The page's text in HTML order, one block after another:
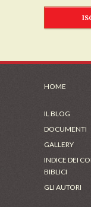
HOME
IL BLOG
DOCUMENTI
GALLERY
INDICE DEI
BIBLICI
GLI AUTORI